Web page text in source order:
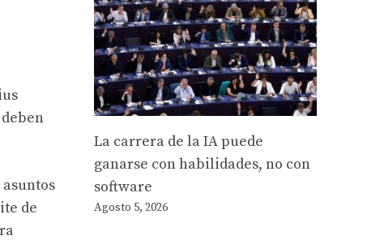
de
La carrera de la IA puede
ganarse con habilidades, no con
software
Agosto 5, 2026